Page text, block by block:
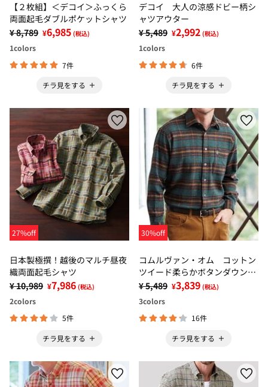
【２枚組】＜デコイ＞ふっくら
両面起毛ダブルポケットシャツ
¥ 8,789 ¥6,985 (税込)
1colors
7件
チラ見をする
デコイ 大人の涼感ドビー柄シ
ャツアウター
¥ 5,489 ¥2,992 (税込)
1colors
6件
チラ見をする
27%off
日本製極撰！越後のマルチ昼夜
織両面起毛シャツ
¥ 10,989 ¥7,986 (税込)
2colors
5件
チラ見をする
30%off
コムルヴァン・オム コットン
ツイード柔らかボタンダウンシ
ャツ
¥ 5,489 ¥3,839 (税込)
3colors
16件
チラ見をする